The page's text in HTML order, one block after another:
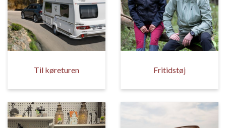
Til køreturen Fritidstøj